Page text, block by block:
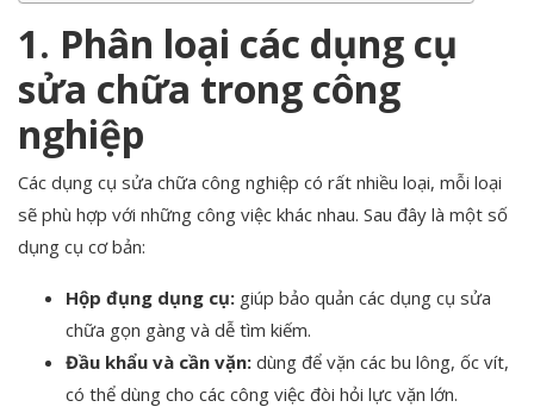
1. Phân loại các dụng cụ
sửa chữa trong công
nghiệp
Các dụng cụ sửa chữa công nghiệp có rất nhiều loại, mỗi loại
sẽ phù hợp với những công việc khác nhau. Sau đây là một số
dụng cụ cơ bản:
Hộp đụng dụng cụ: giúp bảo quản các dụng cụ sửa
chữa gọn gàng và dễ tìm kiếm.
Đầu khẩu và cần vặn: dùng để vặn các bu lông, ốc vít,
có thể dùng cho các công việc đòi hỏi lực vặn lớn.